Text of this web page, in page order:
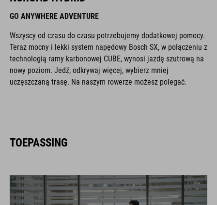
GO ANYWHERE ADVENTURE
Wszyscy od czasu do czasu potrzebujemy dodatkowej pomocy.
Teraz mocny i lekki system napędowy Bosch SX, w połączeniu z
technologią ramy karbonowej CUBE, wynosi jazdę szutrową na
nowy poziom. Jedź, odkrywaj więcej, wybierz mniej
uczęszczaną trasę. Na naszym rowerze możesz polegać.
TOEPASSING